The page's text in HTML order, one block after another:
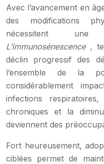
Avec l’avancement en
des modifications
nécessitent une
L’immunosénescence ,
déclin progressif des
l’ensemble de la
considérablement
infections
chroniques et la
deviennent des
Fort heureusement,
ciblées permet de